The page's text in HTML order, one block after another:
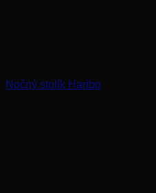
Nočný stolík Haribo